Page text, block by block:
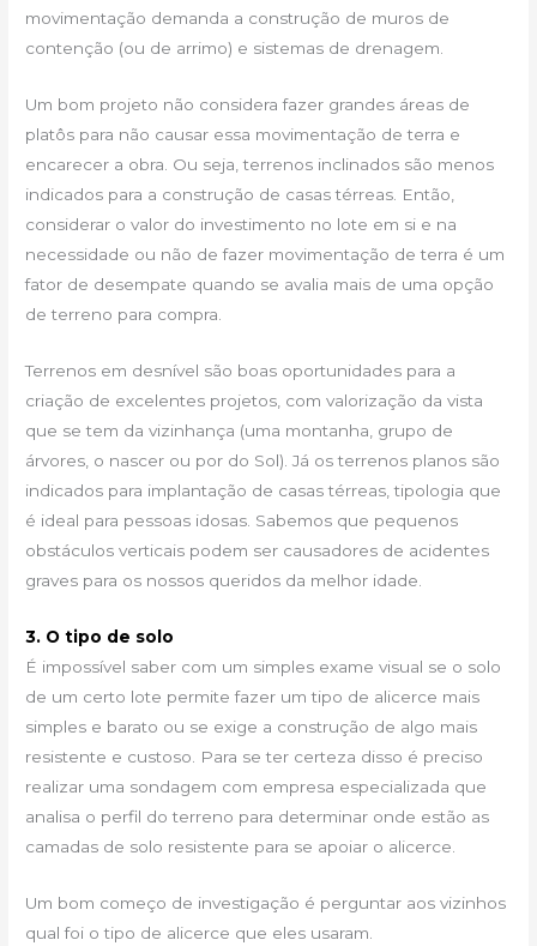
movimentação demanda a construção de muros de
contenção (ou de arrimo) e sistemas de drenagem.
Um bom projeto não considera fazer grandes áreas de
platôs para não causar essa movimentação de terra e
encarecer a obra. Ou seja, terrenos inclinados são menos
indicados para a construção de casas térreas. Então,
considerar o valor do investimento no lote em si e na
necessidade ou não de fazer movimentação de terra é um
fator de desempate quando se avalia mais de uma opção
de terreno para compra.
Terrenos em desnível são boas oportunidades para a
criação de excelentes projetos, com valorização da vista
que se tem da vizinhança (uma montanha, grupo de
árvores, o nascer ou por do Sol). Já os terrenos planos são
indicados para implantação de casas térreas, tipologia que
é ideal para pessoas idosas. Sabemos que pequenos
obstáculos verticais podem ser causadores de acidentes
graves para os nossos queridos da melhor idade.
3. O tipo de solo
É impossível saber com um simples exame visual se o solo
de um certo lote permite fazer um tipo de alicerce mais
simples e barato ou se exige a construção de algo mais
resistente e custoso. Para se ter certeza disso é preciso
realizar uma sondagem com empresa especializada que
analisa o perfil do terreno para determinar onde estão as
camadas de solo resistente para se apoiar o alicerce.
Um bom começo de investigação é perguntar aos vizinhos
qual foi o tipo de alicerce que eles usaram.